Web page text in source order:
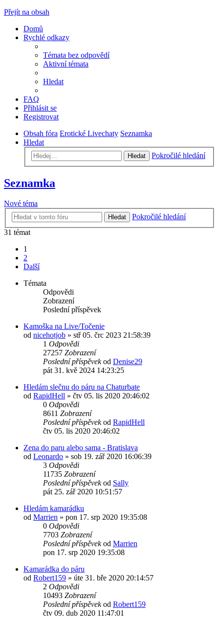
Přejít na obsah
Domů
Rychlé odkazy
Témata bez odpovědí
Aktivní témata
Hledat
FAQ
Přihlásit se
Registrovat
Obsah fóra Erotické Livechaty Seznamka
Hledat
Hledat Pokročilé hledání
Seznamka
Nové téma
Hledat
Pokročilé hledání
31 témat
1
2
Další
Témata
Odpovědi
Zobrazení
Poslední příspěvek
Kamoška na Live/Točenie
od nicehotjob » stř 05. črc 2023 21:58:39
1 Odpovědi
27257 Zobrazení
Poslední příspěvekod Denise29
pát 31. kvě 2024 14:23:25
Hledám slečnu do páru na Chaturbate
od RapidHell » čtv 05. lis 2020 20:46:02
0 Odpovědi
8611 Zobrazení
Poslední příspěvekod RapidHell
čtv 05. lis 2020 20:46:02
Zena do paru alebo sama - Bratislava
od Leonardo » sob 19. zář 2020 16:06:39
3 Odpovědi
11735 Zobrazení
Poslední příspěvekod Sally
pát 25. zář 2020 10:51:57
Hledám kamarádku
od Marrien » pon 17. srp 2020 19:35:08
0 Odpovědi
7703 Zobrazení
Poslední příspěvekod Marrien
pon 17. srp 2020 19:35:08
Kamarádka do páru
od Robert159 » úte 31. bře 2020 20:14:57
2 Odpovědi
10493 Zobrazení
Poslední příspěvekod Robert159
čtv 09. dub 2020 11:47:01